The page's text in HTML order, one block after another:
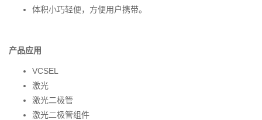
体积小巧轻便，方便用户携带。
产品应用
VCSEL
激光
激光二极管
激光二极管组件